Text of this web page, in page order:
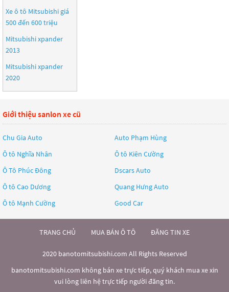
Xe ô tô Mitsubishi giá
500 đến 600 triệu
Mitsubishi xpander
2013
Mitsubishi xpander
2020
Giới thiệu sanlon xe cũ
Chu Gia Auto
Auto Phạm Hùng
Ô tô Nghĩa Nhân
Ô tô Kiên Cường
Ô Tô Phúc Đông
Dscars Auto
Ô tô Cao Dương
Quang Hưng Auto
Ô tô Mạnh Cường
Good Car
TRANG CHỦ MUA BÁN Ô TÔ ĐĂNG TIN XE
2020 banotomitsubishi.com All Rights Reserved
banotomitsubishi.com không bán xe trực tiếp, quý khách mua xe xin
vui lòng liên hệ trực tiếp người đăng tin.